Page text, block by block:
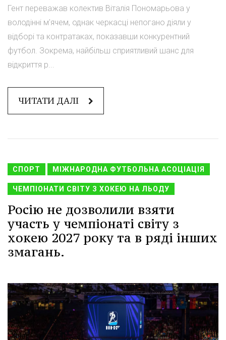
Гент переважав колектив Віталія Пономарьова у
володінні м'ячем, однак черкасці непогано діяли у
відборі та контратаках, показавши конкурентний
футбол. Зокрема, найбільш сприятливий шанс для
відкриття р...
ЧИТАТИ ДАЛІ
СПОРТ МІЖНАРОДНА ФУТБОЛЬНА АСОЦІАЦІЯ
ЧЕМПІОНАТИ СВІТУ З ХОКЕЮ НА ЛЬОДУ
Росію не дозволили взяти
участь у чемпіонаті світу з
хокею 2027 року та в ряді інших
змагань.